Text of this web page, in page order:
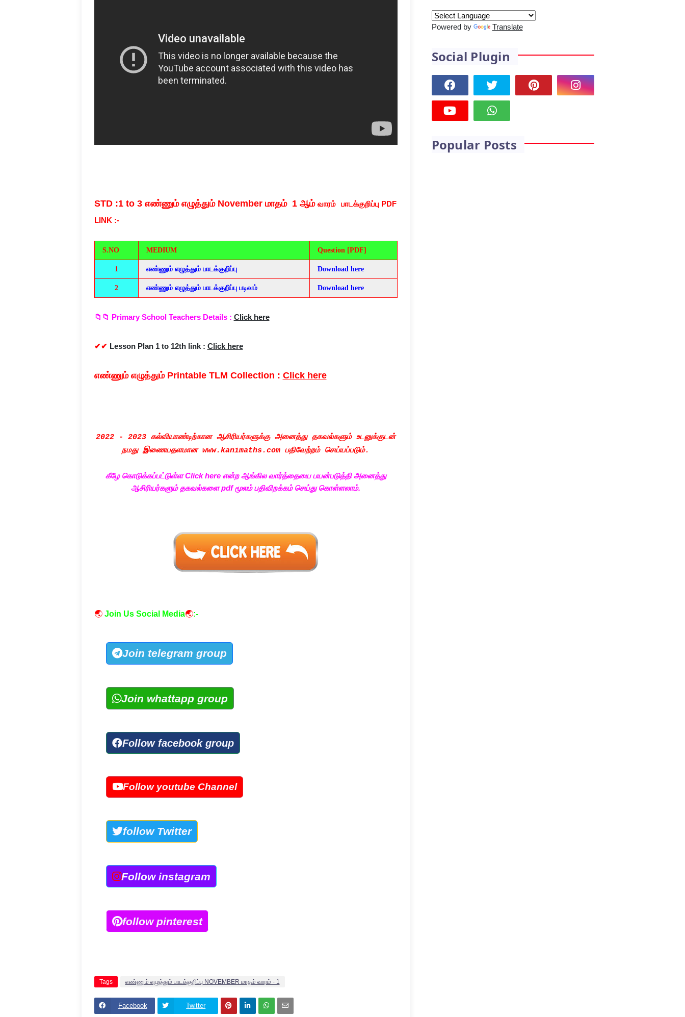
STD :1 to 3 எண்ணும் எழுத்தும் Novemberமாதம் 1 ஆம் வாரம்
பாடக்குறிப்பு PDF
LINK :-
S.NO MEDIUM Question [PDF]
1 எண்ணும் எழுத்தும் பாடக்குறிப்பு Download here
2 எண்ணும் எழுத்தும் பாடக்குறிப்பு படிவம் Download here
📁📁 Primary School Teachers Details : Click here
✔✔ Lesson Plan 1 to 12th link: Click here
எண்ணும் எழுத்தும் Printable TLM Collection : Click here
2022 - 2023 கல்வியாண்டிற்கான ஆசிரியர்களுக்கு அனைத்து தகவல்களும் உடனுக்குடன்
நமது இணையதளமான www.kanimaths.com பதிவேற்றம் செய்யப்படும்.
கீழே கொடுக்கப்பட்டுள்ளClick here என்ற ஆங்கில வார்த்தையை பயன்படுத்தி அனைத்து
ஆசிரியர்களும் தகவல்களை pdfமூலம் பதிவிறக்கம் செய்து கொள்ளலாம்.
🌏 Join Us Social Media🌏:-
Join telegram group
Join whattapp group
Follow facebook group
Follow youtube Channel
follow Twitter
Follow instagram
follow pinterest
Tags எண்ணும் எழுத்தும் பாடக்குறிப்பு NOVEMBER மாதம் வாரம் - 1
Facebook Twitter
Powered by Translate
Social Plugin
Popular Posts